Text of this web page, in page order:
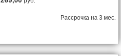
Рассрочка на 3 мес.